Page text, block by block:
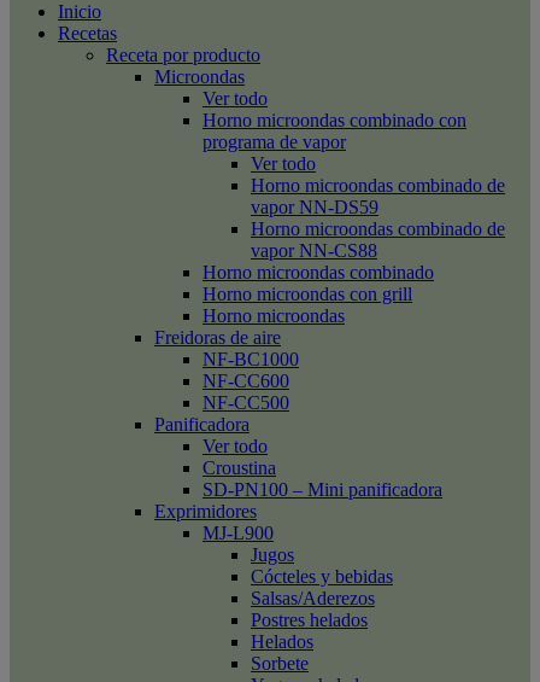
Inicio
Recetas
Receta por producto
Microondas
Ver todo
Horno microondas combinado con
programa de vapor
Ver todo
Horno microondas combinado de
vapor NN-DS59
Horno microondas combinado de
vapor NN-CS88
Horno microondas combinado
Horno microondas con grill
Horno microondas
Freidoras de aire
NF-BC1000
NF-CC600
NF-CC500
Panificadora
Ver todo
Croustina
SD-PN100 – Mini panificadora
Exprimidores
MJ-L900
Jugos
Cócteles y bebidas
Salsas/Aderezos
Postres helados
Helados
Sorbete